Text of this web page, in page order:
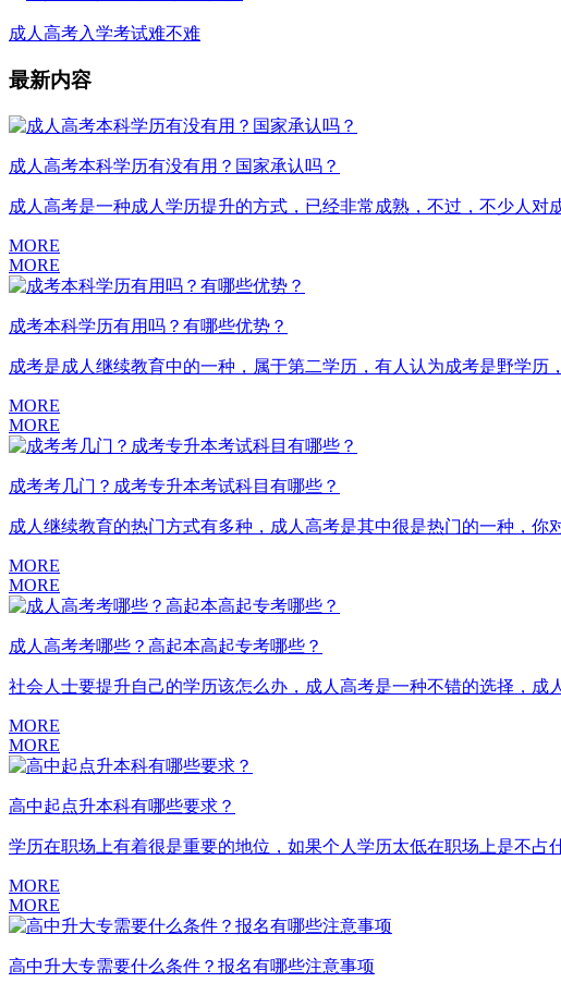
成人高考入学考试难不难
最新内容
成人高考本科学历有没有用？国家承认吗？
成人高考是一种成人学历提升的方式，已经非常成熟，不过，不少人
MORE
MORE
成考本科学历有用吗？有哪些优势？
成考是成人继续教育中的一种，属于第二学历，有人认为成考是野学
MORE
MORE
成考考几门？成考专升本考试科目有哪些？
成人继续教育的热门方式有多种，成人高考是其中很是热门的一种，
MORE
MORE
成人高考考哪些？高起本高起专考哪些？
社会人士要提升自己的学历该怎么办，成人高考是一种不错的选择，
MORE
MORE
高中起点升本科有哪些要求？
学历在职场上有着很是重要的地位，如果个人学历太低在职场上是不
MORE
MORE
高中升大专需要什么条件？报名有哪些注意事项